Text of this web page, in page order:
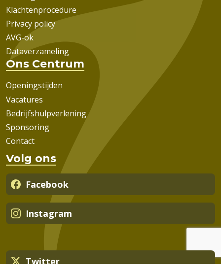
Klachtenprocedure
Privacy policy
AVG-ok
Dataverzameling
Ons Centrum
Openingstijden
Vacatures
Bedrijfshulpverlening
Sponsoring
Contact
Volg ons
Facebook
Instagram
Twitter